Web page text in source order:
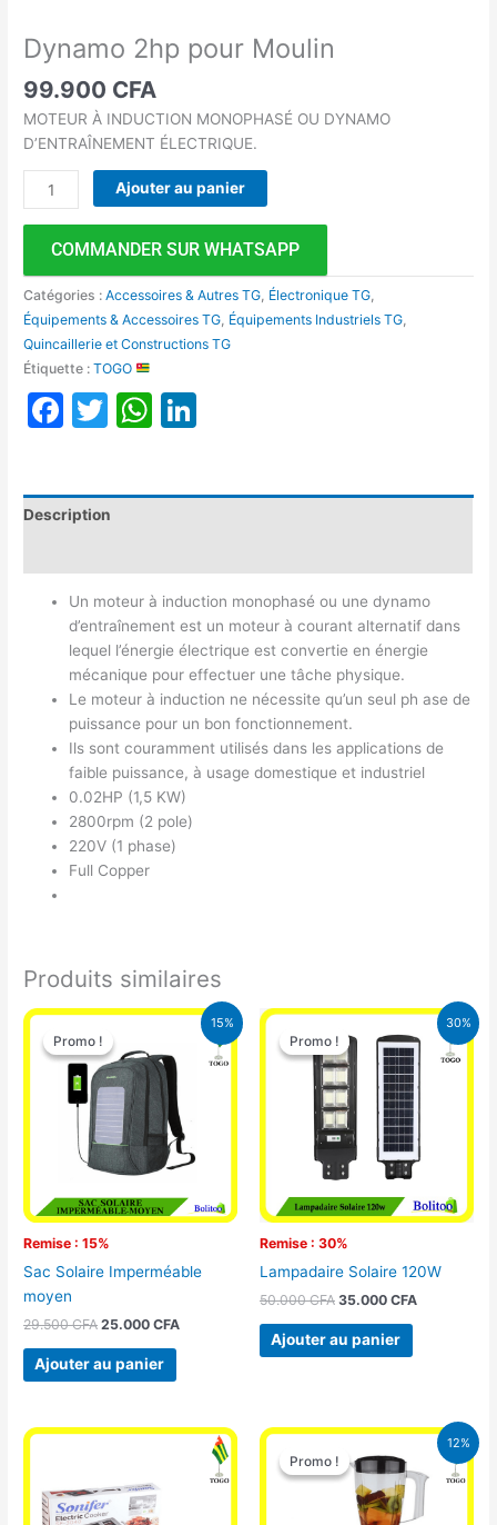
Dynamo 2hp pour Moulin
99.900 CFA
MOTEUR À INDUCTION MONOPHASÉ OU DYNAMO
D’ENTRAÎNEMENT ÉLECTRIQUE.
Ajouter au panier
COMMANDER SUR WHATSAPP
Catégories :Accessoires & Autres TG, Électronique TG,
Équipements & Accessoires TG, Équipements Industriels TG,
Quincaillerie et Constructions TG
Étiquette :TOGO
Facebook
TwitterWhatsApp
Description
Un moteur à induction monophasé ou une dynamo
d’entraînement est un moteur à courant alternatif dans
lequel l’énergie électrique est convertie en énergie
mécanique pour effectuer une tâche physique.
Le moteur à induction ne nécessite qu’un seul ph ase de
puissance pour un bon fonctionnement.
Ils sont couramment utilisés dans les applications de
faible puissance, à usage domestique et industriel
0.02HP (1,5 KW)
2800rpm (2 pole)
220V (1 phase)
Full Copper
Produits similaires
15%
Promo !
Remise : 15%
Promo !
Sac Solaire Imperméable
moyen
29.500CFA
Le
prix
initial
était :
29.500 CFA.
25.000CFA
Le
prix
actuel
Ajouter au panier
30%
Promo !
Remise : 30%
Promo !
Lampadaire Solaire 120W
50.000CFA
Le
prix
initial
était :
50.000 CFA.
35.000 CFA
Le
prix
actuel
est :
35.000
Ajouter au panier
12%
Promo !
Promo !
Le
prix
initial
était :
25.000 CFA.
Le
prix
actuel
est :